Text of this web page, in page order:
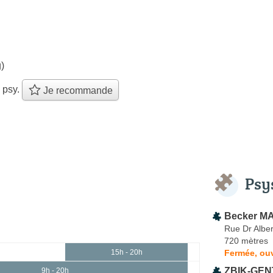
Je recommande
15h - 20h
9h - 20h
Becker
Rue Dr
720 mètres
Fermée,
ZBIK-